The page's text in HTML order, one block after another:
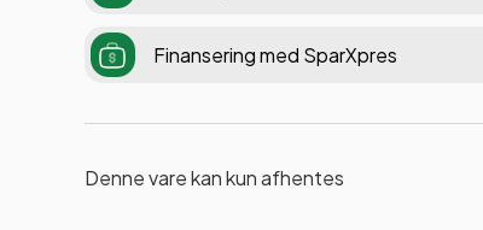
Finansering med SparXpres
Denne vare kan kun afhentes